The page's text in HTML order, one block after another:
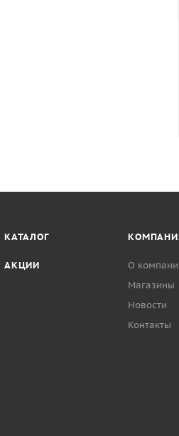
КАТАЛОГ
АКЦИИ
О
Магазины
Новости
Контакты